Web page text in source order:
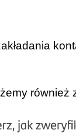
również